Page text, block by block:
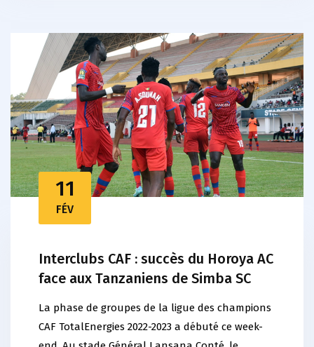
11
FÉV
Interclubs CAF : succès du Horoya AC
face aux Tanzaniens de Simba SC
La phase de groupes de la ligue des champions
CAF TotalEnergies 2022-2023 a débuté ce week-